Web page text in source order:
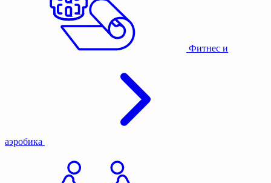
Фитнес и
аэробика